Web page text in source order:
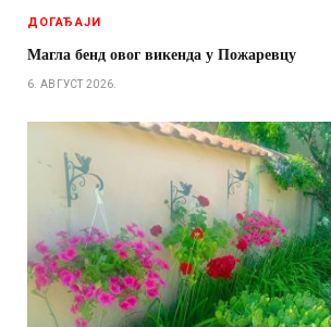
ДОГАЂАЈИ
Магла бенд овог викенда у Пожаревцу
6. АВГУСТ 2026.